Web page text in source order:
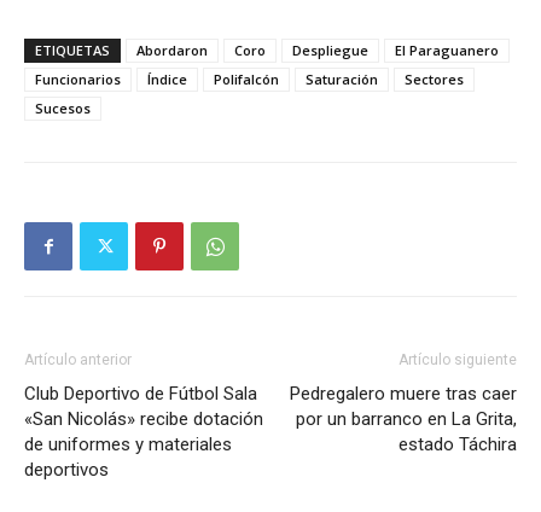
ETIQUETAS Abordaron Coro Despliegue
El Paraguanero
Funcionarios
Índice Polifalcón Saturación
Sectores
Sucesos
Artículo anterior
Club Deportivo de Fútbol Sala
«San Nicolás» recibe dotación
de uniformes y materiales
deportivos
Artículo siguiente
Pedregalero muere tras caer
por un barranco en La Grita,
estado Táchira